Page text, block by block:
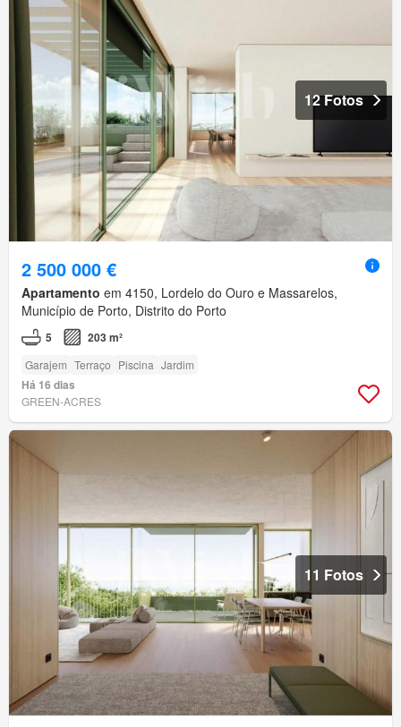
12 Fotos
2 500 000 €
Apartamento em 4150, Lordelo do Ouro e Massarelos,
Município de Porto, Distrito do Porto
5 203 m²
Garajem Terraço Piscina Jardim
Há 16 dias
GREEN-ACRES
11 Fotos